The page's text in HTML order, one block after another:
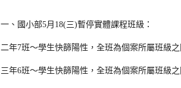
一、國小部5月18(三)暫停實體課程班級：
二年7班～學生快篩陽性，全班為個案所屬班級
三年6班～學生快篩陽性，全班為個案所屬班級